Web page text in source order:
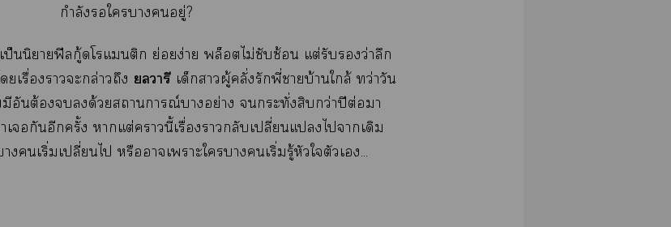
กำลังใาอยู่?
เป็นนิยายฟีลกู้ดโแติก ย่อยง่าย พล็อตไม่ซับซ้อน แต่รับว่าลึก
เรื่องาะกล่าวถึง วารี เด็กาผู้คลั่งรักพี่าบ้านใกล้ ทว่าวัน
อันต้องด้วยสถานการณ์าอย่าง กระทั่งสิบกว่าปีต่อมา
เกันอีกครั้ง าแต่านี้เรื่องากลับเปลี่ยนแไาเดิม
เริ่มเปลี่ยนไ หรือาเาะใาเริ่มรู้หัวใตัวเ...